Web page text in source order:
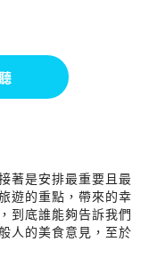
著是安排最重要且最
遊的重點，帶來的幸
到底誰能夠告訴我們
人的美食意見，至於